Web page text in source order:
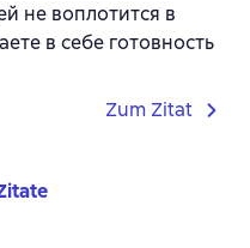
не воплотится в
в себе готовность
Zum Zitat